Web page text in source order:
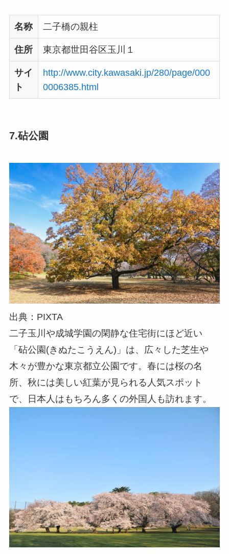
名称 二子橋の親柱
住所 東京都世田谷区玉川１
サイ
ト
http://www.city.kawasaki.jp/280/page/000
0006385.html
7.砧公園
出典：PIXTA
二子玉川や成城学園の閑静な住宅街にほど近い
「砧公園(きぬたこうえん)」は、広々した芝生や
木々が豊かな東京都立公園です。春には桜の名
所、秋には美しい紅葉が見られる人気スポット
で、日本人はもちろん多くの外国人も訪れます。